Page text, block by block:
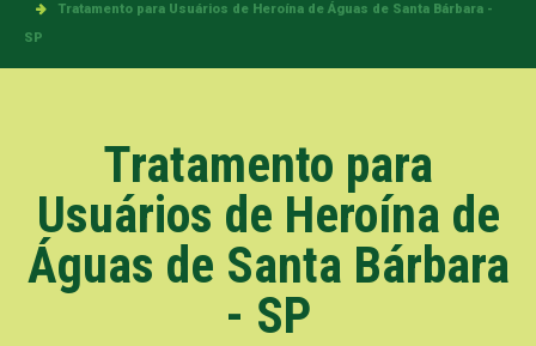
Tratamento para Usuários de Heroína de Águas de Santa Bárbara -
SP
Tratamento para
Usuários de Heroína de
Águas de Santa Bárbara
- SP